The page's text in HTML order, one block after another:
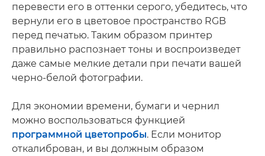
перевести его в оттенки серого, убедитесь, что
вернули его в цветовое пространство RGB
перед печатью. Таким образом принтер
правильно распознает тоны и воспроизведет
даже самые мелкие детали при печати вашей
черно-белой фотографии.
Для экономии времени, бумаги и чернил
можно воспользоваться функцией
программной цветопробы. Если монитор
откалиброван, и вы должным образом